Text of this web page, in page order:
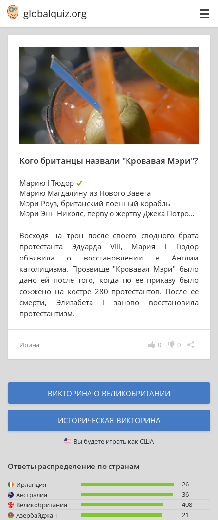
globalquiz.org
Кого британцы назвали "Кровавая Мэри"?
Марию I Тюдор
Марию Магдалину из Нового Завета
Мэри Роуз, британский военный корабль
Мэри Энн Николс, первую жертву Джека Потрошителя
Восходя на трон после своего сводного брата
протестанта Эдуарда VIII, Мария I Тюдор
объявила о восстановлении в Англии
католицизма. Прозвище "Кровавая Мэри" было
дано ей после того, когда по ее приказу было
сожжено на костре 280 протестантов. После ее
смерти, Элизабета I заново восстановила
протестантизм.
Ирина 0
0
ВИКТОРИНА О ВЕЛИКОБРИТАНИИ
ИСТОРИЧЕСКАЯ ВИКТОРИНА
Вы будете играть какСША
Ответы распределение по странам
Ирландия
26
Австралия
36
Великобритания
408
Азербайджан
21